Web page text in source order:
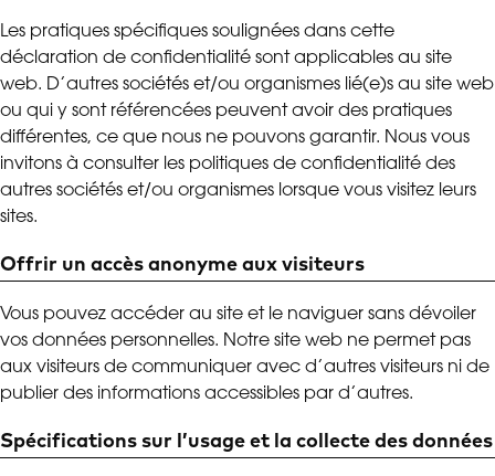
Les pratiques spécifiques soulignées dans cette
déclaration de confidentialité sont applicables au site
web. D’autres sociétés et/ou organismes lié(e)s au site web
ou qui y sont référencées peuvent avoir des pratiques
différentes, ce que nous ne pouvons garantir. Nous vous
invitons à consulter les politiques de confidentialité des
autres sociétés et/ou organismes lorsque vous visitez leurs
sites.
Offrir un accès anonyme aux visiteurs
Vous pouvez accéder au site et le naviguer sans dévoiler
vos données personnelles. Notre site web ne permet pas
aux visiteurs de communiquer avec d’autres visiteurs ni de
publier des informations accessibles par d’autres.
Spécifications sur l’usage et la collecte des données